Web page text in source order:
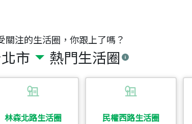
關注的生活圈，你跟上了嗎？
市 熱門生活圈
林森北路生活圈 民權西路生活圈